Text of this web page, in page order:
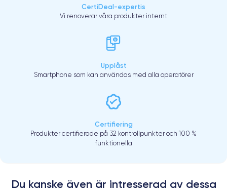
CertiDeal-expertis
Vi renoverar våra produkter internt
Upplåst
Smartphone som kan användas med alla operatörer
Certifiering
Produkter certifierade på 32 kontrollpunkter och 100 %
funktionella
Du kanske även är intresserad av dessa